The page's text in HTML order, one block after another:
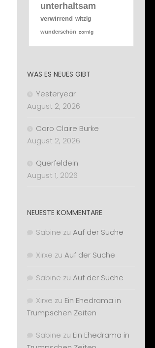
unterhaltsam
verwirrend witzig
wunderschön zornig
WAS ES NEUES GIBT
Yesteryear
August 2, 2026
Caro Claire Burke
August 2, 2026
Querfeldein
August 1, 2026
NEUESTE KOMMENTARE
Sabine zu Auf der Suche
Xirxe zu Auf der Suche
Sabine zu Auf der Suche
Xirxe zu Ein Ehedrama in
Trumpschen Zeiten
Sabine zu Ein Ehedrama in